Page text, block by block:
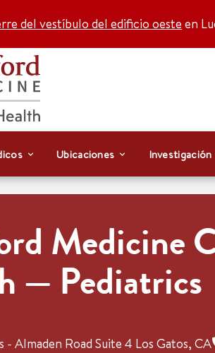
del vestíbulo del edificio oeste en
Ubicaciones
Medicine
— Pediatrics
- Almaden Road Suite 4 Los Gatos,